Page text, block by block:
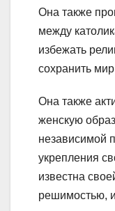
Она также
между
избежать
сохранить
Она также
женскую
независимой
укрепления
известна
решимостью,